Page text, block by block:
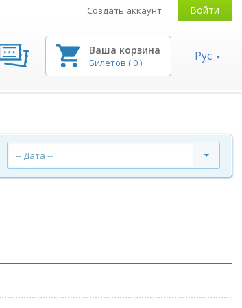
Создать аккаунт Войти
Ваша корзина
Билетов (0) Рус
-- Дата --